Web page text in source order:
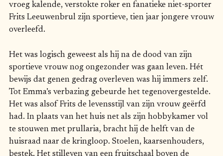
vroeg kalende, verstokte roker en fanatieke niet-sporter
Frits Leeuwenbrul zijn sportieve, tien jaar jongere vrouw
overleefd.
Het was logisch geweest als hij na de dood van zijn
sportieve vrouw nog ongezonder was gaan leven. Hét
bewijs dat genen gedrag overleven was hij immers zelf.
Tot Emma’s verbazing gebeurde het tegenovergestelde.
Het was alsof Frits de levensstijl van zijn vrouw geërfd
had. In plaats van het huis net als zijn hobbykamer vol
te stouwen met prullaria, bracht hij de helft van de
huisraad naar de kringloop. Stoelen, kaarsenhouders,
bestek. Het stilleven van een fruitschaal boven de